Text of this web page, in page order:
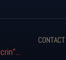
CONTACT